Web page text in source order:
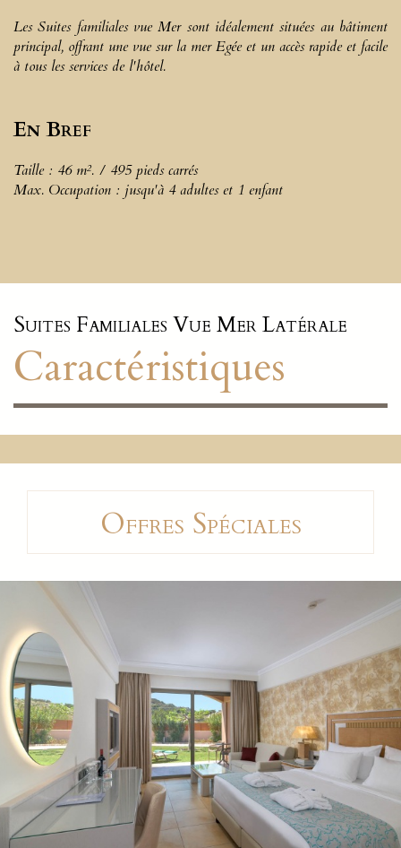
Les Suites familiales vue Mer sont idéalement situées au bâtiment
principal, offrant une vue sur la mer Egée et un accès rapide et facile
à tous les services de l'hôtel.
En Bref
Taille : 46 m². / 495 pieds carrés
Max. Occupation : jusqu'à 4 adultes et 1 enfant
Suites Familiales Vue Mer Latérale
Caractéristiques
Offres Spéciales